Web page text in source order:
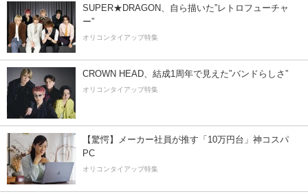
SUPER★DRAGON、自ら描いた”レトロフューチャ
ー”
オリコンタイアップ特集
CROWN HEAD、結成1周年で見えた”バンドらしさ”
オリコンタイアップ特集
【驚愕】メーカー社員が推す「10万円台」神コスパ
PC
オリコンタイアップ特集